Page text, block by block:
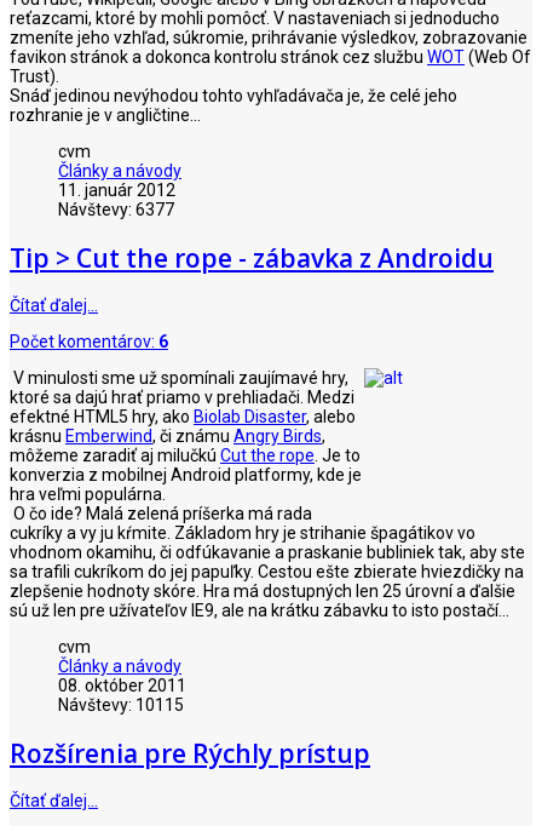
reťazcami, ktoré by mohli pomôcť. V nastaveniach si jednoducho
zmeníte jeho vzhľad, súkromie, prihrávanie výsledkov, zobrazovanie
favikon stránok a dokonca kontrolu stránok cez službu WOT(Web Of
Trust).
Snáď jedinou nevýhodou tohto vyhľadávača je, že celé jeho
rozhranie je v angličtine...
cvm
Články a návody
11. január 2012
Návštevy: 6377
Tip > Cut the rope - zábavka z Androidu
Čítať ďalej…
Počet komentárov: 6
V minulosti sme už spomínali zaujímavé hry,
ktoré sa dajú hrať priamo v prehliadači. Medzi
efektné HTML5 hry, ako Biolab Disaster, alebo
krásnu Emberwind, či známu Angry Birds,
môžeme zaradiť aj milučkú Cut the rope. Je to
konverzia z mobilnej Android platformy, kde je
hra veľmi populárna.
O čo ide? Malá zelená príšerka má rada
cukríky a vy ju kŕmite. Základom hry je strihanie špagátikov vo
vhodnom okamihu, či odfúkavanie a praskanie bubliniek tak, aby ste
sa trafili cukríkom do jej papuľky. Cestou ešte zbierate hviezdičky na
zlepšenie hodnoty skóre. Hra má dostupných len 25 úrovní a ďalšie
sú už len pre užívateľov IE9, ale na krátku zábavku to isto postačí...
cvm
Články a návody
08. október 2011
Návštevy: 10115
Rozšírenia pre Rýchly prístup
Čítať ďalej…